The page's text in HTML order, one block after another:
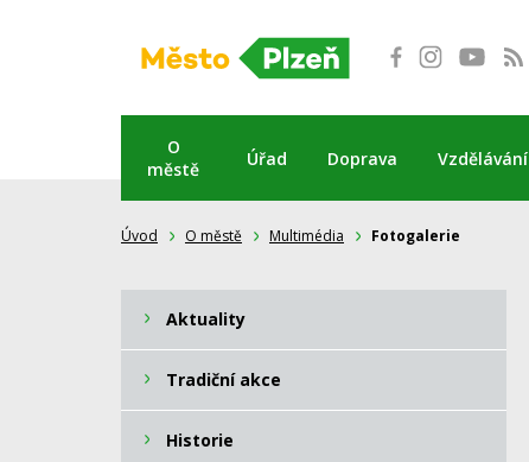
O
městě
Úřad Doprava Vzdělávání
Úvod O městě Multimédia Fotogalerie
Aktuality
Tradiční akce
Historie